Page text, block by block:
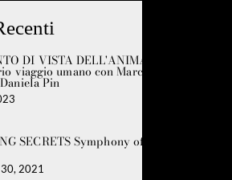
DI VISTA DELL'ANIMA" Lo
viaggio umano con Marco
Pin
SECRETS Symphony of the
2021